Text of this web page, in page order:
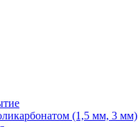
(1,5 мм, 3 мм)